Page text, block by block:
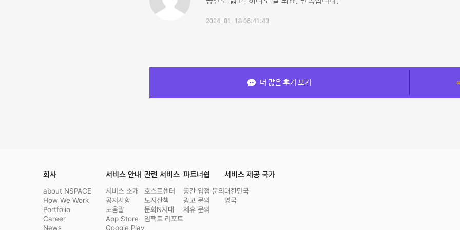
2024-01-18 06:41:43
더 많은 후기 보기
회사
about NSPACE
How We Work
Portfolio
Career
News
서비스 안내
서비스 소개
공지사항
도움말
App Store
Google Play
관련 서비스
호스트센터
도시산책
문화N지대
임팩트 리포트
파트너쉽
공간 입점 문의
광고 문의
제휴 문의
서비스 제공 국가
대한민국
영국